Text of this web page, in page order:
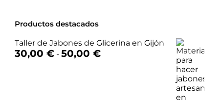
Productos destacados
Taller de Jabones de Glicerina en Gijón
30,00 € - 50,00 €Rango